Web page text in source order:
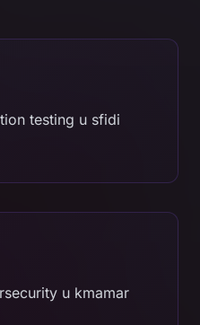
testing u sfidi
u kmamar